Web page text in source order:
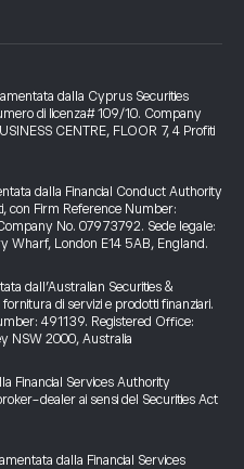
dalla Cyprus Securities
di licenza# 109/10. Company
CENTRE, FLOOR 7, 4 Profiti
dalla Financial Conduct Authority
con Firm Reference Number:
No. 07973792. Sede legale:
Wharf, London E14 5AB, England.
dall’Australian Securities &
di servizi e prodotti finanziari.
491139. Registered Office:
NSW 2000, Australia
Financial Services Authority
dealer ai sensi del Securities Act
dalla Financial Services